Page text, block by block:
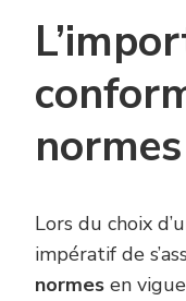
normes
Lors du choix
impératif de
normes en